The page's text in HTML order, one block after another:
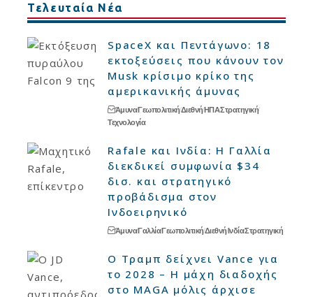
Τελευταία Νέα
SpaceX και Πεντάγωνο: 18
εκτοξεύσεις που κάνουν τον
Musk κρίσιμο κρίκο της
αμερικανικής άμυνας
ΆμυναΓεωπολιτικήΔιεθνήΗΠΑΣτρατηγική
Τεχνολογία
Rafale και Ινδία: Η Γαλλία
διεκδικεί συμφωνία $34
δισ. και στρατηγικό
προβάδισμα στον
Ινδοειρηνικό
ΆμυναΓαλλίαΓεωπολιτικήΔιεθνήΙνδίαΣτρατηγική
Ο Τραμπ δείχνει Vance για
το 2028 – Η μάχη διαδοχής
στο MAGA μόλις άρχισε